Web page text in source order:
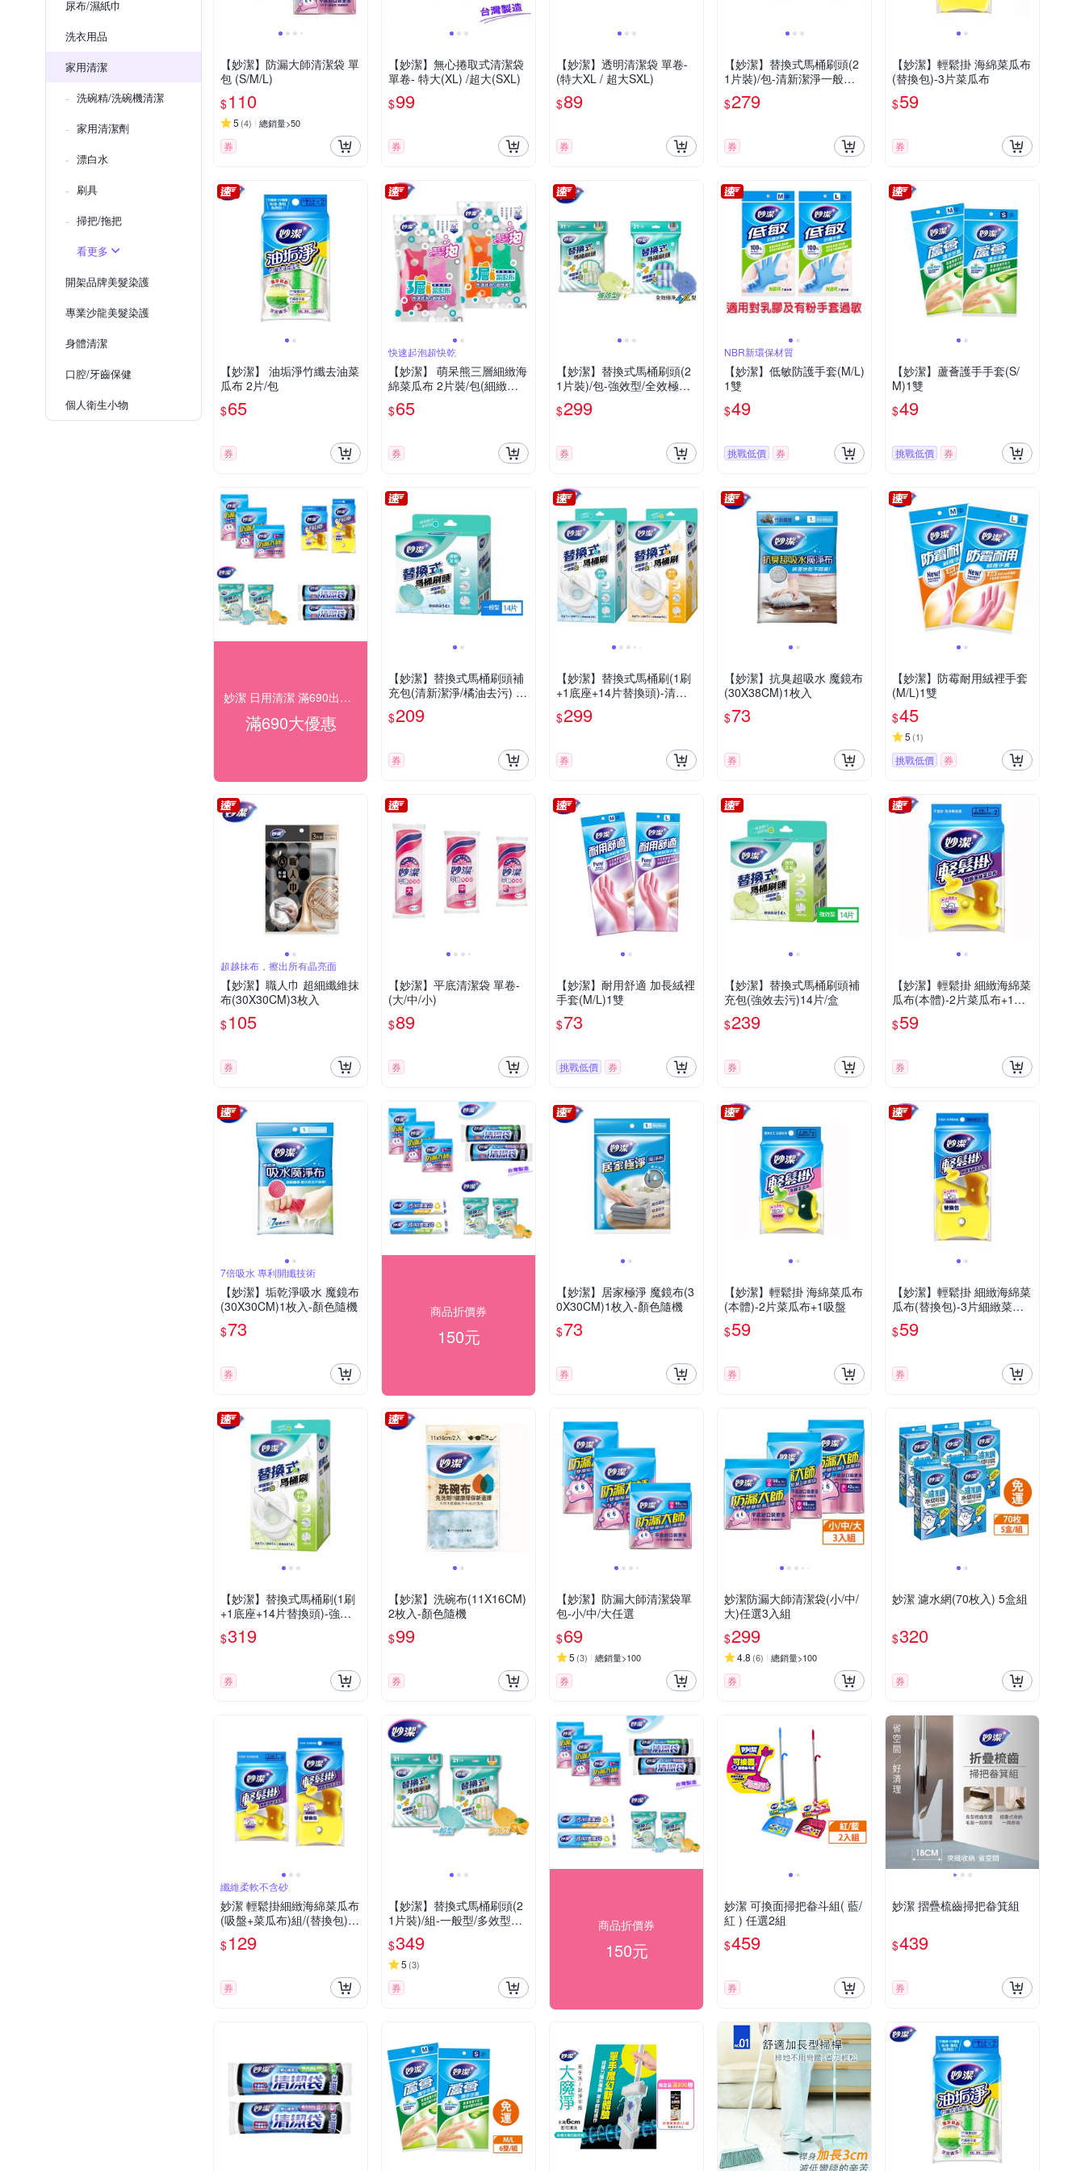
尿布/濕紙巾
洗衣用品
家用清潔
洗碗精/洗碗機清潔
家用清潔劑
漂白水
刷具
掃把/拖把
看更多
開架品牌美髮染護
專業沙龍美髮染護
身體清潔
口腔/牙齒保健
個人衛生小物
【妙潔】防漏大師清潔袋 單
包 (S/M/L)
$110
5 (4) 總銷量>50
券
【妙潔】無心捲取式清潔袋
單卷- 特大(XL) /超大(SXL)
$99
券
【妙潔】透明清潔袋 單卷-
(特大XL / 超大SXL)
$89
券
【妙潔】替換式馬桶刷頭(2
1片裝)/包-清新潔淨一般型/
橘油去污多效型 2款
$279
券
【妙潔】輕鬆掛 海綿菜瓜布
(替換包)-3片菜瓜布
$59
券
【妙潔】 油垢淨竹纖去油菜
瓜布 2片/包
$65
券
快速起泡超快乾
【妙潔】 萌呆熊三層細緻海
綿菜瓜布 2片裝/包(細緻餐
具適用/顏色隨機)
$65
券
【妙潔】替換式馬桶刷頭(2
1片裝)/包-強效型/全效極淨4
X 2款
$299
券
NBR新環保材質
【妙潔】低敏防護手套(M/L)
1雙
$49
挑戰低價 券
【妙潔】蘆薈護手手套(S/
M)1雙
$49
挑戰低價 券
妙潔 日用清潔 滿690出貨！
滿690大優惠
【妙潔】替換式馬桶刷頭補
充包(清新潔淨/橘油去污) 14
片/盒
$209
券
【妙潔】替換式馬桶刷(1刷
+1底座+14片替換頭)-清新
潔淨/橘油去污2款
$299
券
【妙潔】抗臭超吸水 魔鏡布
(30X38CM)1枚入
$73
券
【妙潔】防霉耐用絨裡手套
(M/L)1雙
$45
5 (1)
挑戰低價 券
超越抹布，擦出所有晶亮面
【妙潔】職人巾 超細纖維抹
布(30X30CM)3枚入
$105
券
【妙潔】平底清潔袋 單卷-
(大/中/小)
$89
券
【妙潔】耐用舒適 加長絨裡
手套(M/L)1雙
$73
挑戰低價 券
【妙潔】替換式馬桶刷頭補
充包(強效去污)14片/盒
$239
券
【妙潔】輕鬆掛 細緻海綿菜
瓜布(本體)-2片菜瓜布+1吸
盤
$59
券
7倍吸水 專利開纖技術
【妙潔】垢乾淨吸水 魔鏡布
(30X30CM)1枚入-顏色隨機
$73
券
商品折價券
150元
【妙潔】居家極淨 魔鏡布(3
0X30CM)1枚入-顏色隨機
$73
券
【妙潔】輕鬆掛 海綿菜瓜布
(本體)-2片菜瓜布+1吸盤
$59
券
【妙潔】輕鬆掛 細緻海綿菜
瓜布(替換包)-3片細緻菜瓜
布
$59
券
【妙潔】替換式馬桶刷(1刷
+1底座+14片替換頭)-強效
去污款
$319
券
【妙潔】洗碗布(11X16CM)
2枚入-顏色隨機
$99
券
【妙潔】防漏大師清潔袋單
包-小/中/大任選
$69
5 (3) 總銷量>100
券
妙潔防漏大師清潔袋(小/中/
大)任選3入組
$299
4.8 (6) 總銷量>100
券
妙潔 濾水網(70枚入) 5盒組
$320
券
纖維柔軟不含砂
妙潔 輕鬆掛細緻海綿菜瓜布
(吸盤+菜瓜布)組/(替換包)3
片入 任選
$129
券
【妙潔】替換式馬桶刷頭(2
1片裝)/組-一般型/多效型任
選
$349
5 (3)
券
商品折價券
150元
妙潔 可換面掃把畚斗組( 藍/
紅 ) 任選2組
$459
券
妙潔 摺疊梳齒掃把畚箕組
$439
券